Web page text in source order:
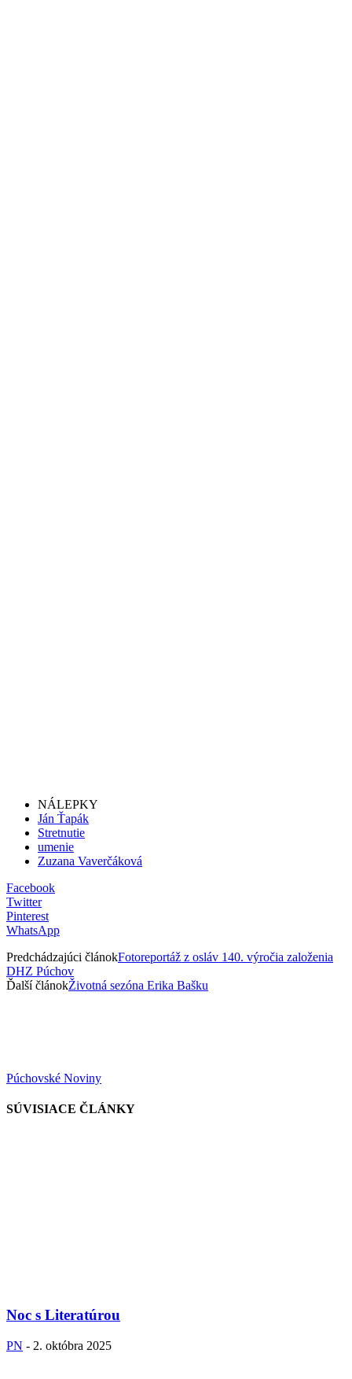
NÁLEPKY
Ján Ťapák
Stretnutie
umenie
Zuzana Vaverčáková
Facebook
Twitter
Pinterest
WhatsApp
Predchádzajúci článokFotoreportáž z osláv 140. výročia založenia
DHZ Púchov
Ďalší článokŽivotná sezóna Erika Bašku
Púchovské Noviny
SÚVISIACE ČLÁNKY
Noc s Literatúrou
PN - 2. októbra 2025